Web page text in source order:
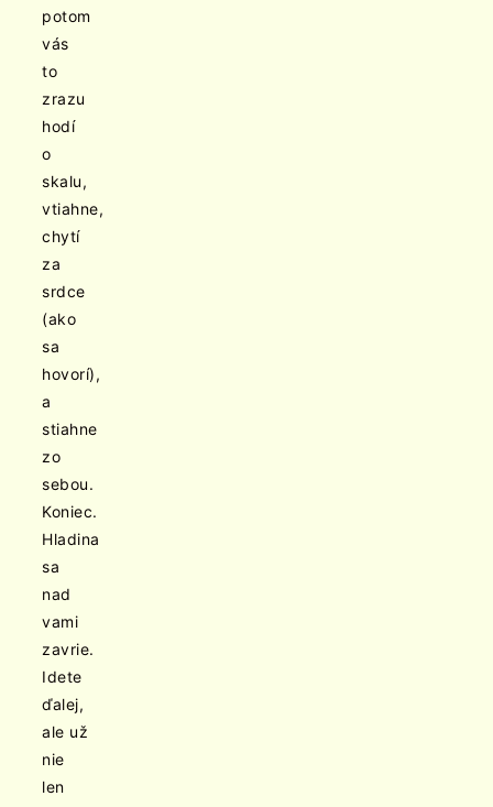
potom
vás
to
zrazu
hodí
o
skalu,
vtiahne,
chytí
za
srdce
(ako
sa
hovorí),
a
stiahne
zo
sebou.
Koniec.
Hladina
sa
nad
vami
zavrie.
Idete
ďalej,
ale už
nie
len